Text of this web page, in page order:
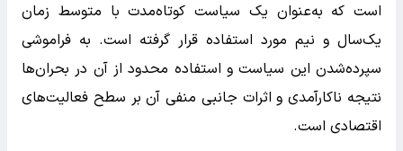
است که به‌عنوان یک سیاست کوتاه‌مدت با متوسط زمان
یک‌سال و نیم مورد استفاده قرار گرفته است. به فراموشی
سپرده‌شدن این سیاست و استفاده محدود از آن در بحران‌ها
نتیجه ناکارآمدی و اثرات جانبی منفی آن بر سطح فعالیت‌های
اقتصادی است.